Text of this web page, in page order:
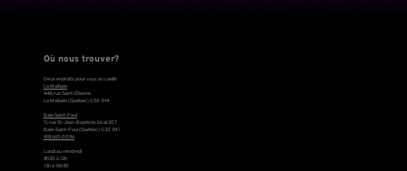
Où nous trouver?
Deux endroits pour vous accueillir
La Malbaie
448, rue Saint-Étienne
La Malbaie (Québec) G5A 1H4
Baie Saint-Paul
11, rue St-Jean-Baptiste, local 207
Baie-Saint-Paul (Québec) G3Z 1M1
418 665-0096
Lundi au vendredi
8h30 à 12h
13h à 16h30